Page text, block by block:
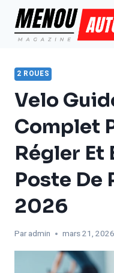
Aller
contenu
2 ROUES
Velo
Complet
Régler Et
Poste De
2026
Par admin mars 21, 2026